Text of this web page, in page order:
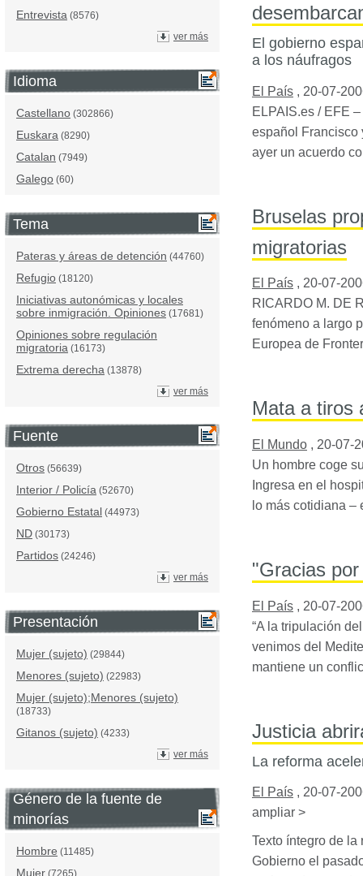
Entrevista (8576)
ver más
Idioma
Castellano (302866)
Euskara (8290)
Catalan (7949)
Galego (60)
Tema
Pateras y áreas de detención (44760)
Refugio (18120)
Iniciativas autonómicas y locales
sobre inmigración. Opiniones (17681)
Opiniones sobre regulación
migratoria (16173)
Extrema derecha (13878)
ver más
Fuente
Otros (56639)
Interior / Policía (52670)
Gobierno Estatal (44973)
ND (30173)
Partidos (24246)
ver más
Presentación
Mujer (sujeto) (29844)
Menores (sujeto) (22983)
Mujer (sujeto);Menores (sujeto)
(18733)
Gitanos (sujeto) (4233)
ver más
Género de la fuente de
minorías
Hombre (11485)
Mujer (7265)
El gobierno
a los náufragos
El País , 20-07-
ELPAIS.es / EFE –
español Francisco
ayer un acuerdo
Bruselas
migratorias
El País , 20-07-
RICARDO M. DE
fenómeno a largo
Europea de
Mata a tiros
El Mundo , 20-07-
Un hombre coge
Ingresa en el
lo más cotidiana
"Gracias
El País , 20-07-
“A la tripulación
venimos del
mantiene un
Justicia
La reforma
El País , 20-07-
ampliar >
Texto íntegro de
Gobierno el